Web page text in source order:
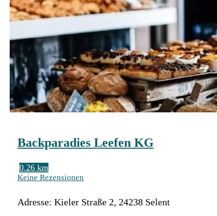
Backparadies Leefen KG
0.26 km
Keine Rezensionen
Adresse: Kieler Straße 2, 24238 Selent